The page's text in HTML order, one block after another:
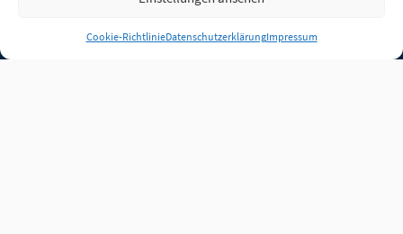
Cookie-RichtlinieDatenschutzerklärungImpressum
Jobs Partner FAQ Quellen